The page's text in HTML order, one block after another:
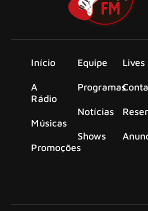
Início
A
Rádio
Músicas
Promoções
Equipe
Programas
Notícias
Shows
Lives